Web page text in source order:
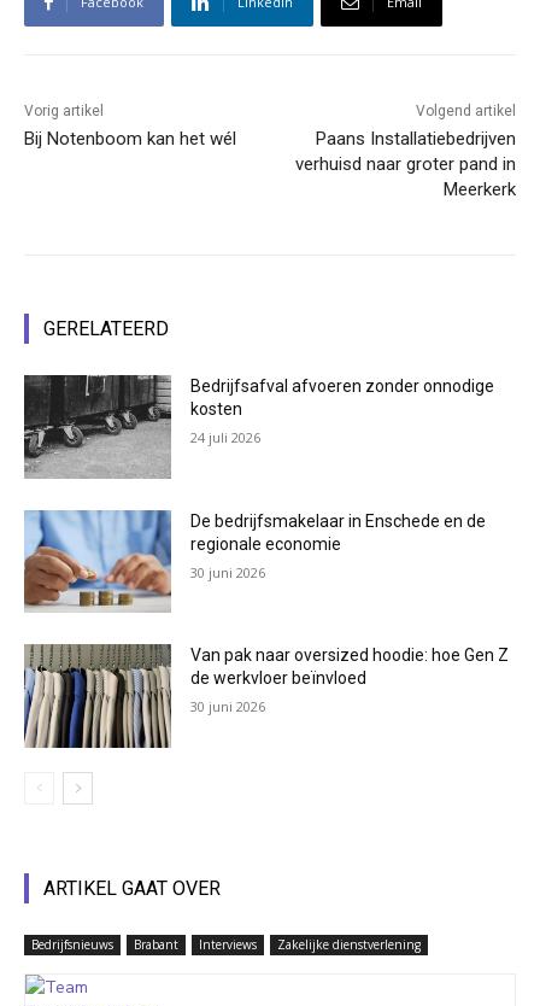
Vorig artikel
Bij Notenboom kan het wél
Volgend artikel
Paans Installatiebedrijven
verhuisd naar groter pand in
Meerkerk
GERELATEERD
Bedrijfsafval afvoeren zonder onnodige
kosten
24 juli 2026
De bedrijfsmakelaar in Enschede en de
regionale economie
30 juni 2026
Van pak naar oversized hoodie: hoe Gen Z
de werkvloer beïnvloed
30 juni 2026
ARTIKEL GAAT OVER
Bedrijfsnieuws Brabant Interviews Zakelijke dienstverlening